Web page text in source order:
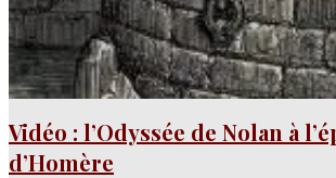
Vidéo : l’Odyssée de Nolan à
d’Homère